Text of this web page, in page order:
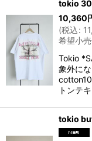
tokio
10,360
(税込:
希望小
Tokio
象外に
トンテ
tokio